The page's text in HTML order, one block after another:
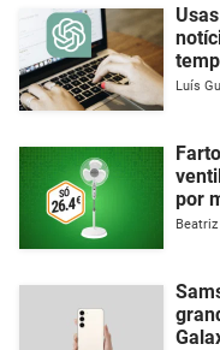
Luís
por